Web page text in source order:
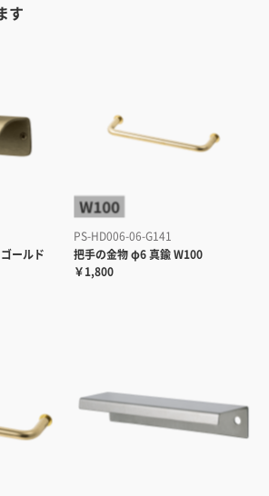
す
ールド
PS-HD006-06-G141
把手の金物 φ6 真鍮 W100
￥1,800